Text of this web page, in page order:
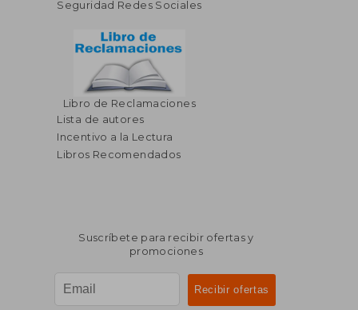
Seguridad Redes Sociales
Libro de Reclamaciones
Lista de autores
Incentivo a la Lectura
Libros Recomendados
Suscríbete para recibir ofertas y
promociones